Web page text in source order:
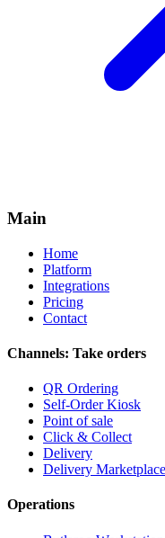
Main
Home
Platform
Integrations
Pricing
Contact
Channels: Take orders
QR Ordering
Self-Order Kiosk
Point of sale
Click & Collect
Delivery
Delivery
Operations